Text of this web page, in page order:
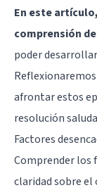
En este
comprensión
poder
afrontar estos
resolución
Factores
Comprender los
claridad sobre el